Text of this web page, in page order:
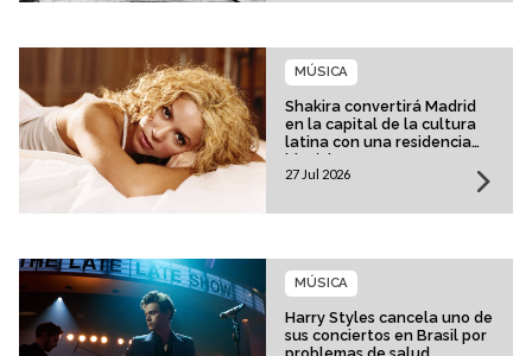
Shakira convertirá Madrid
en la capital de la cultura
latina con una residencia
histórica
MÚSICA
27 Jul 2026
Harry Styles cancela uno de
sus conciertos en Brasil por
MÚSICA